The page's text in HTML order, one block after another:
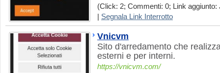
(Click: 2; Commenti: 0; Link aggiunto:
Segnala Link Interrotto
Vnicvm
Sito d'arredamento che
esterni e per interni.
https://vnicvm.com/